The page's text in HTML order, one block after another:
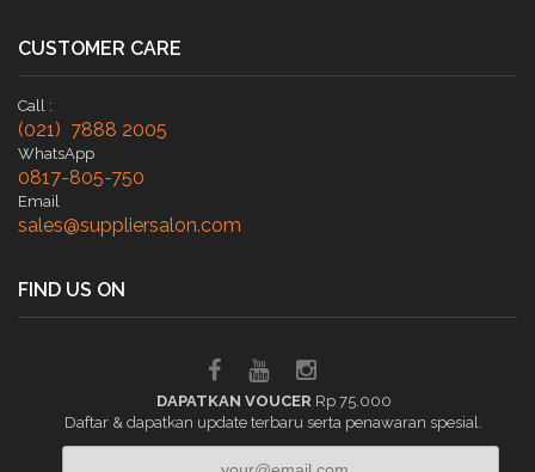
CUSTOMER CARE
Call :
(021) 7888 2005
WhatsApp
0817-805-750
Email
sales@suppliersalon.com
FIND US ON
DAPATKAN VOUCER Rp 75.000
Daftar & dapatkan update terbaru serta penawaran spesial.